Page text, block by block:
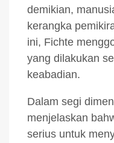
demikian,
kerangka
ini, Fichte
yang dilakukan
keabadian.
Dalam segi
menjelaskan
serius untuk